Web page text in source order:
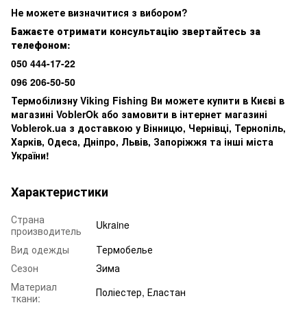
Не можете визначитися з вибором?
Бажаєте отримати консультацію звертайтесь за
телефоном:
050 444-17-22
096 206-50-50
Термобілизну Viking Fishing Ви можете купити в Києві в
магазині VoblerOk або замовити в інтернет магазині
Voblerok.ua з доставкою у Вінницю, Чернівці, Тернопіль,
Харків, Одеса, Дніпро, Львів, Запоріжжя та інші міста
України!
Характеристики
Страна
производитель
Ukraine
Вид одежды
Термобелье
Сезон
Зима
Материал
ткани:
Поліестер, Еластан